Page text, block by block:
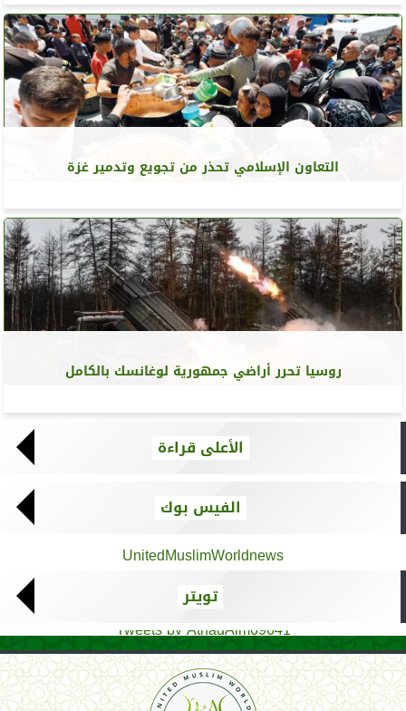
التعاون الإسلامي تحذر من تجويع وتدمير غزة
روسيا تحرر أراضي جمهورية لوغانسك بالكامل
الأعلى قراءة
الفيس بوك
UnitedMuslimWorldnews
تويتر
Tweets by AthadAlm69641